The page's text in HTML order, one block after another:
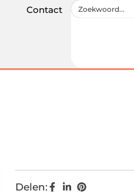
Contact
Delen: